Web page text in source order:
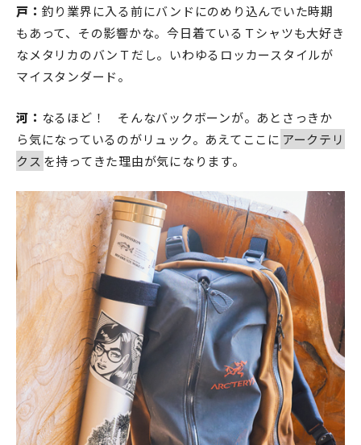
戸： 釣り業界に入る前にバンドにのめり込んでいた時期
もあって、その影響かな。今日着ているＴシャツも大好き
なメタリカのバンＴだし。いわゆるロッカースタイルが
マイスタンダード。
河： なるほど！ そんなバックボーンが。あとさっきか
ら気になっているのがリュック。あえてここに アークテリ
クス を持ってきた理由が気になります。